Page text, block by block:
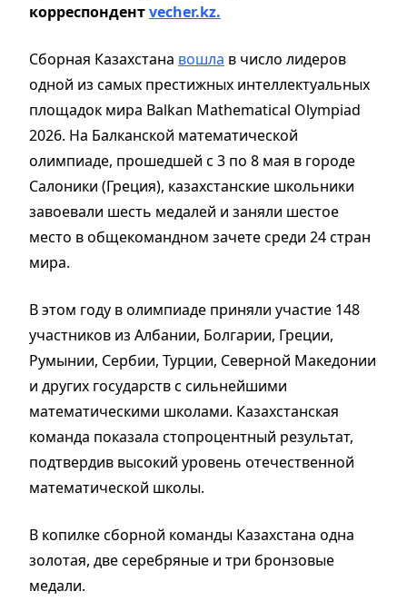
корреспондентvecher.kz.
Сборная Казахстана вошла в число лидеров
одной из самых престижных интеллектуальных
площадок мира Balkan Mathematical Olympiad
2026. На Балканской математической
олимпиаде, прошедшей с 3 по 8 мая в городе
Салоники (Греция), казахстанские школьники
завоевали шесть медалей и заняли шестое
место в общекомандном зачете среди 24 стран
мира.
В этом году в олимпиаде приняли участие 148
участников из Албании, Болгарии, Греции,
Румынии, Сербии, Турции, Северной Македонии
и других государств с сильнейшими
математическими школами. Казахстанская
команда показала стопроцентный результат,
подтвердив высокий уровень отечественной
математической школы.
В копилке сборной команды Казахстана одна
золотая, две серебряные и три бронзовые
медали.